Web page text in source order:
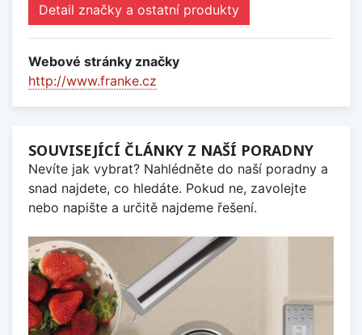
Detail značky a ostatní produkty
Webové stránky značky
http://www.franke.cz
SOUVISEJÍCÍ ČLÁNKY Z NAŠÍ PORADNY
Nevíte jak vybrat? Nahlédněte do naší poradny a
snad najdete, co hledáte. Pokud ne, zavolejte
nebo napište a určitě najdeme řešení.